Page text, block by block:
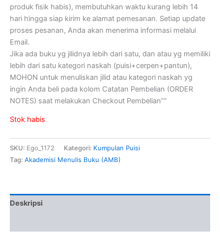
produk fisik habis), membutuhkan waktu kurang lebih 14
hari hingga siap kirim ke alamat pemesanan. Setiap update
proses pesanan, Anda akan menerima informasi melalui
Email.
Jika ada buku yg jilidnya lebih dari satu, dan atau yg memiliki
lebih dari satu kategori naskah (puisi+cerpen+pantun),
MOHON untuk menuliskan jilid atau kategori naskah yg
ingin Anda beli pada kolom Catatan Pembelian (ORDER
NOTES) saat melakukan Checkout Pembelian””
Stok habis
SKU: Ego_1172 Kategori: Kumpulan Puisi
Tag: Akademisi Menulis Buku (AMB)
Deskripsi